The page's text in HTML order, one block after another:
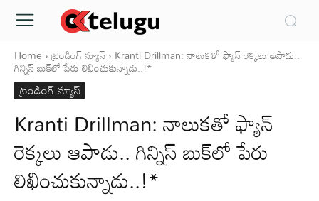
Home ట్రెండింగ్ న్యూస్ Kranti Drillman: నాలుకతో ఫ్యాన్‌ రెక్కలు ఆపాడు..
గిన్నిస్‌ బుక్‌లో పేరు లిఖించుకున్నాడు..!*
ట్రెండింగ్ న్యూస్
Kranti Drillman: నాలుకతో ఫ్యాన్‌
రెక్కలు ఆపాడు.. గిన్నిస్‌ బుక్‌లో పేరు
లిఖించుకున్నాడు..!*